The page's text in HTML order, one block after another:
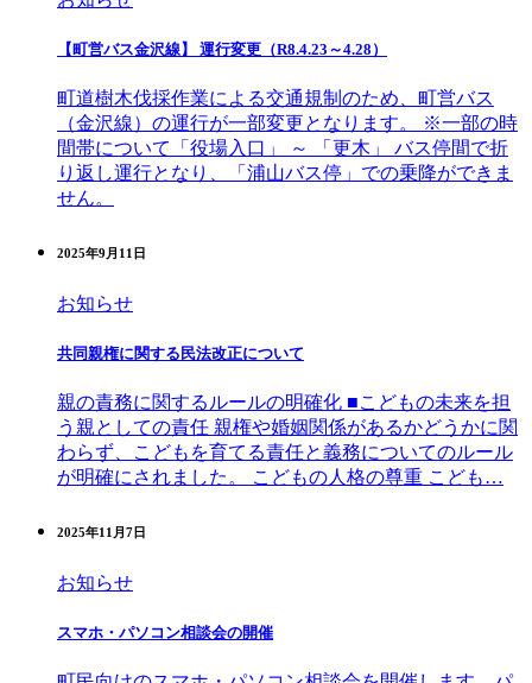
【町営バス金沢線】 運行変更（R8.4.23～4.28）
町道樹木伐採作業による交通規制のため、町営バス
（金沢線）の運行が一部変更となります。 ※一部の時
間帯について「役場入口」 ～ 「更木」 バス停間で折
り返し運行となり、「浦山バス停」での乗降ができま
せん。
2025年9月11日
お知らせ
共同親権に関する民法改正について
親の責務に関するルールの明確化 ■こどもの未来を担
う親としての責任 親権や婚姻関係があるかどうかに関
わらず、こどもを育てる責任と義務についてのルール
が明確にされました。 こどもの人格の尊重 こども…
2025年11月7日
お知らせ
スマホ・パソコン相談会の開催